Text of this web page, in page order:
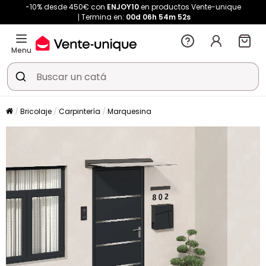
-10% desde 450€ con ENJOY10en productos Vente-unique
Termina en: 00d 06h 54m 52s
Menu
Bricolaje Carpintería Marquesina